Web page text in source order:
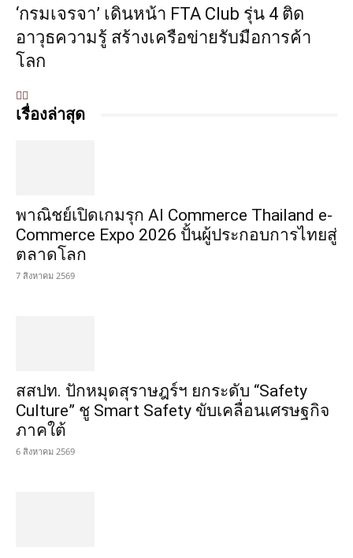
‘กรมเจรจา’ เดินหน้า FTA Club รุ่น 4 ติด
อาวุธความรู้ สร้างเครือข่ายรับมือการค้า
โลก
เรื่องล่าสุด
พาณิชย์เปิดเกมรุก AI Commerce Thailand e-
Commerce Expo 2026 ปั้นผู้ประกอบการไทยสู่
ตลาดโลก
7 สิงหาคม 2569
สสปท. ปักหมุดสุราษฎร์ฯ ยกระดับ “Safety
Culture” ชู Smart Safety ขับเคลื่อนเศรษฐกิจ
ภาคใต้
6 สิงหาคม 2569